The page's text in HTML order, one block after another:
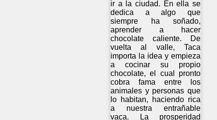
ir a la ciudad. En ella se
dedica a algo que
siempre ha soñado,
aprender a hacer
chocolate caliente. De
vuelta al valle, Taca
importa la idea y empieza
a cocinar su propio
chocolate, el cual pronto
cobra fama entre los
animales y personas que
lo habitan, haciendo rica
a nuestra entrañable
vaca. La prosperidad